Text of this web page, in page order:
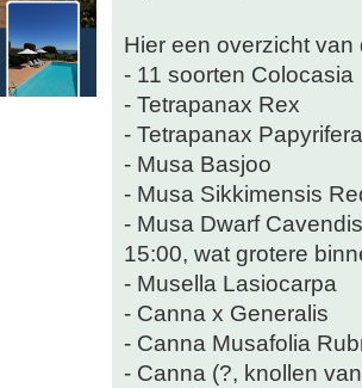
Hier een overzicht van
- 11 soorten Colocasia
- Tetrapanax Rex
- Tetrapanax
- Musa Basjoo
- Musa Sikkimensis
- Musa Dwarf
15:00, wat grotere
- Musella Lasiocarpa
- Canna x Generalis
- Canna Musafolia
- Canna (?, knollen